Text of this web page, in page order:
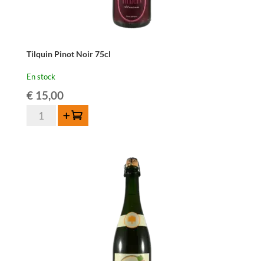
Tilquin Pinot Noir 75cl
En stock
€15,00
quantité
Ajouter au panier